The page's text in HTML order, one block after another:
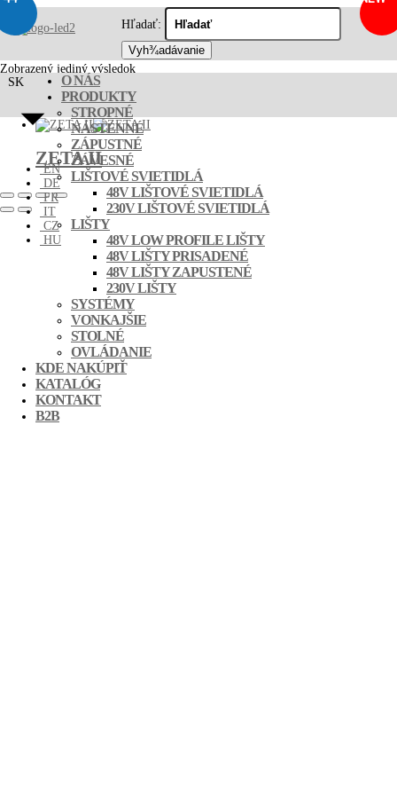
Hľadať:
SK
EN
DE
FR
IT
CZ
HU
O NÁS
PRODUKTY
STROPNÉ
NÁSTENNÉ
ZÁPUSTNÉ
ZÁVESNÉ
LIŠTOVÉ SVIETIDLÁ
48V LIŠTOVÉ SVIETIDLÁ
230V LIŠTOVÉ SVIETIDLÁ
LIŠTY
48V LOW PROFILE LIŠTY
48V LIŠTY PRISADENÉ
48V LIŠTY ZAPUSTENÉ
230V LIŠTY
SYSTÉMY
VONKAJŠIE
STOLNÉ
OVLÁDANIE
KDE NAKÚPIŤ
KATALÓG
KONTAKT
B2B
zeta2
Zobrazený jediný výsledok
ZETA II